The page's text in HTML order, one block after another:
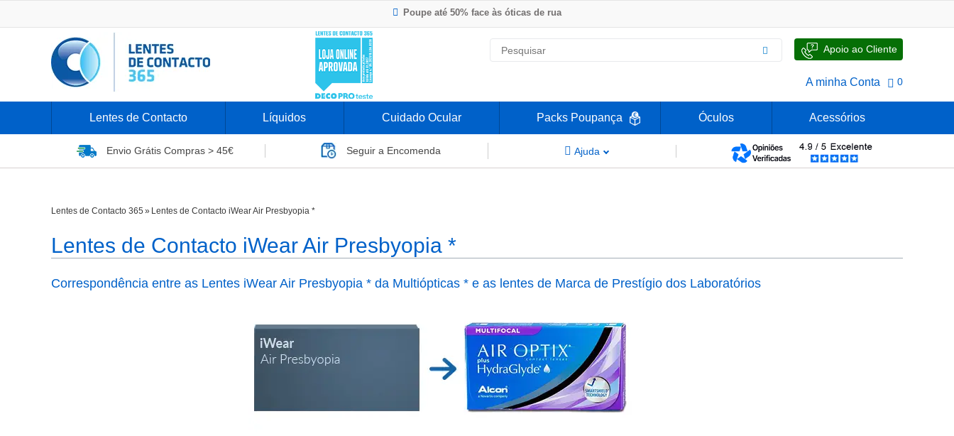
Poupe até 50% face às óticas de rua
Nº1 na Opinião dos Clientes
Apoio ao Cliente
A minha Conta 0
Lentes de Contacto Líquidos Cuidado Ocular Packs Poupança Óculos Acessórios
Envio GrátisCompras > 45€ Seguir a Encomenda Ajuda
Lentes de Contacto 365 » Lentes de Contacto iWear Air Presbyopia *
Lentes de Contacto iWear Air Presbyopia *
Correspondência entre as Lentes iWear Air Presbyopia * da Multiópticas * e as lentes de Marca de Prestígio dos Laboratórios